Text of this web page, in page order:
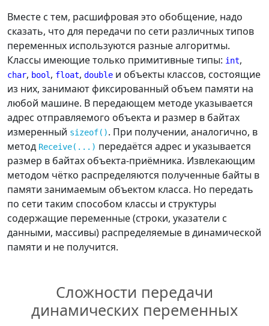
Вместе с тем, расшифровая это обобщение, надо
сказать, что для передачи по сети различных типов
переменных используются разные алгоритмы.
Классы имеющие только примитивные типы: int,
char, bool , float, double и объекты классов, состоящие
из них, занимают фиксированный объем памяти на
любой машине. В передающем методе указывается
адрес отправляемого объекта и размер в байтах
измеренный sizeof(). При получении, аналогично, в
метод Receive(...) передаётся адрес и указывается
размер в байтах объекта-приёмника. Извлекающим
методом чётко распределяются полученные байты в
памяти занимаемым объектом класса. Но передать
по сети таким способом классы и структуры
содержащие переменные (строки, указатели с
данными, массивы) распределяемые в динамической
памяти и не получится.
Сложности передачи
динамических переменных